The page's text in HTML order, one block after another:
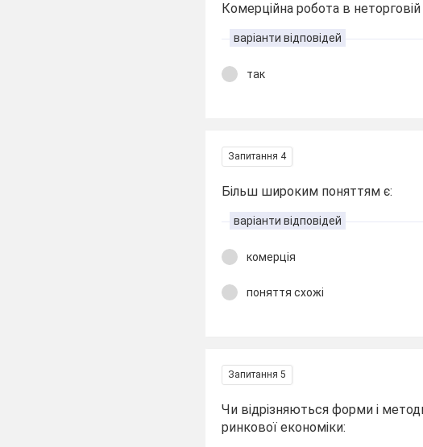
Комерційна робота в
варіанти відповідей
так
Запитання 4
Більш широким поняттям є:
варіанти відповідей
комерція
поняття схожі
Запитання 5
Чи відрізняються форми і
ринкової економіки: